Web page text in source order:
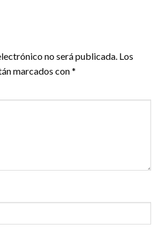
no será publicada. Los
marcados con*